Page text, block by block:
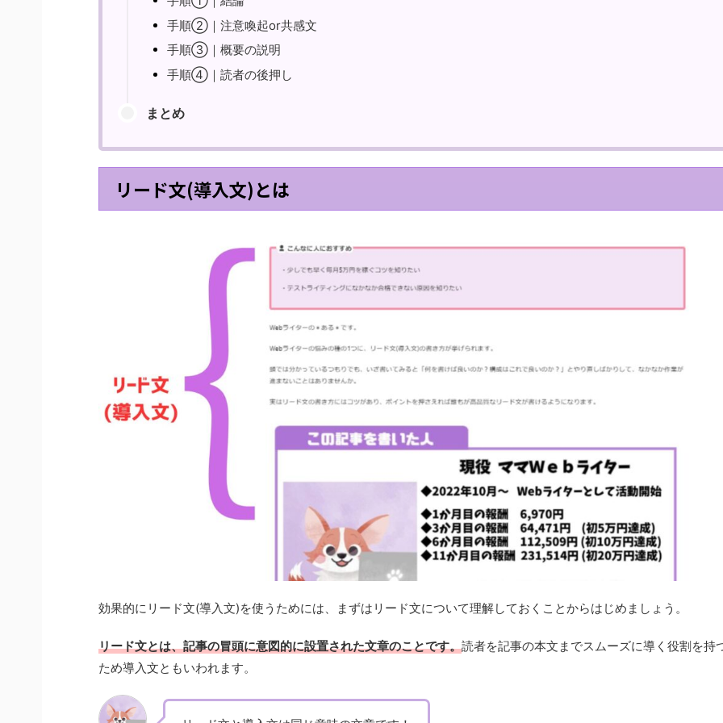
手順②｜注意喚起or共感文
手順③｜概要の説明
手順④｜読者の後押し
まとめ
リード文(導入文)とは
効果的にリード文(導入文)を使うためには、まずはリード文について理解しておくことからはじめましょう。
リード文とは、記事の冒頭に意図的に設置された文章のことです。読者を記事の本文までスムーズに導く役割を持
ため導入文ともいわれます。